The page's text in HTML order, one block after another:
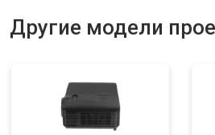
Другие модели